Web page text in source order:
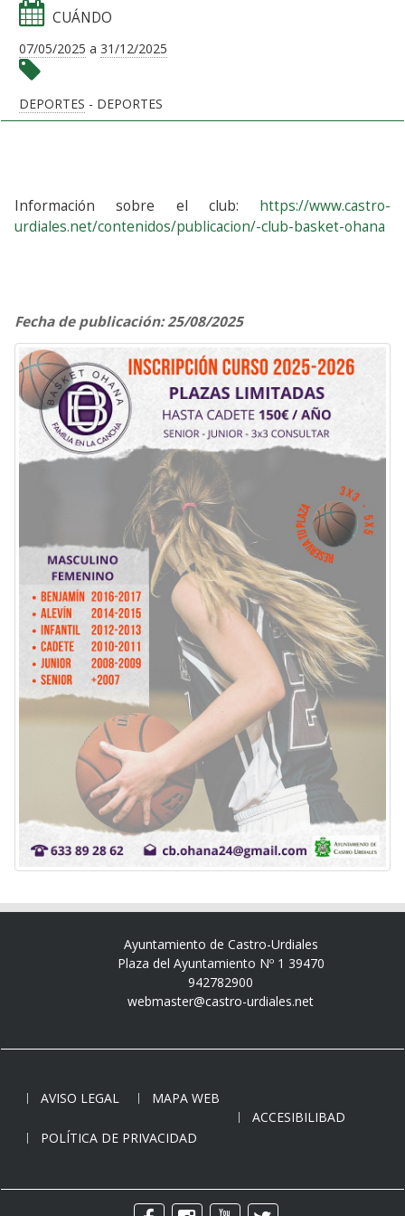
CUÁNDO
07/05/2025 a 31/12/2025
DEPORTES - DEPORTES
Información sobre el club: https://www.castro-
urdiales.net/contenidos/publicacion/-club-basket-ohana
Fecha de publicación: 25/08/2025
Ayuntamiento de Castro-Urdiales
Plaza del Ayuntamiento Nº 1 39470
942782900
webmaster@castro-urdiales.net
AVISO LEGAL
MAPA WEB
ACCESIBILIBAD
POLÍTICA DE PRIVACIDAD